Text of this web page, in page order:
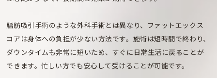
脂肪吸引手術のような外科手術とは異なり、ファットエックス
コアは身体への負担が少ない方法です。施術は短時間で終わり、
ダウンタイムも非常に短いため、すぐに日常生活に戻ることが
できます。忙しい方でも安心して受けることが可能です。